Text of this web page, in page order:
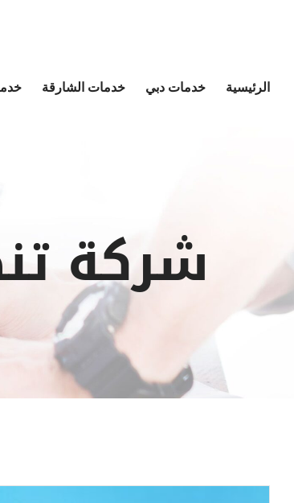
الرئيسية خدمات دبي خدمات الشارقة
شركة